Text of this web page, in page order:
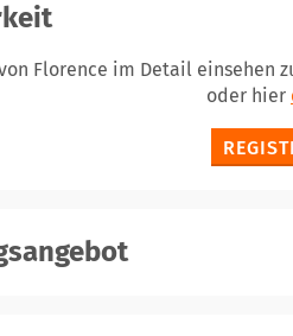
Florence im Detail einsehen
oder hier